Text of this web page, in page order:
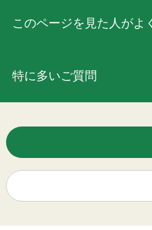
このページを見た人がよ
特に多いご質問